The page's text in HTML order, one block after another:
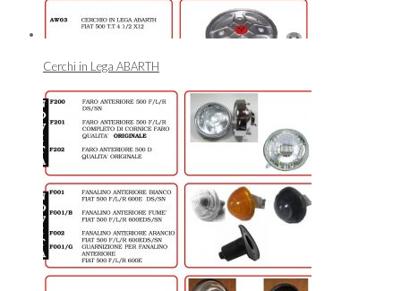
Cerchi in Lega ABARTH